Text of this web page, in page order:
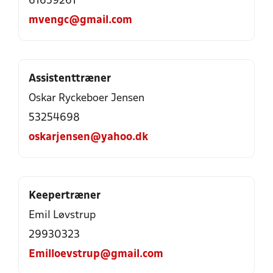
mvengc@gmail.com
Assistenttræner
Oskar Ryckeboer Jensen
53254698
oskarjensen@yahoo.dk
Keepertræner
Emil Løvstrup
29930323
Emilloevstrup@gmail.com